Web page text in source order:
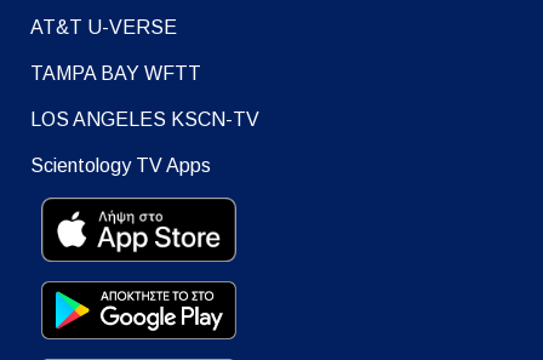
AT&T U-VERSE
TAMPA BAY WFTT
LOS ANGELES KSCN-TV
Scientology TV Apps